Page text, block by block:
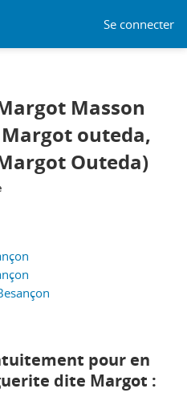
Se connecter
Masson
outeda,
Outeda)
pour en
dite Margot :